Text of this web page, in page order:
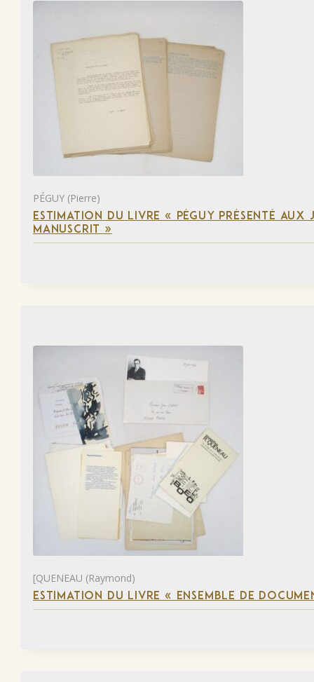
PÉGUY (Pierre)
ESTIMATION DU LIVRE « PÉGUY PRÉSENTÉ AUX
MANUSCRIT »
[QUENEAU (Raymond)
ESTIMATION DU LIVRE « ENSEMBLE DE